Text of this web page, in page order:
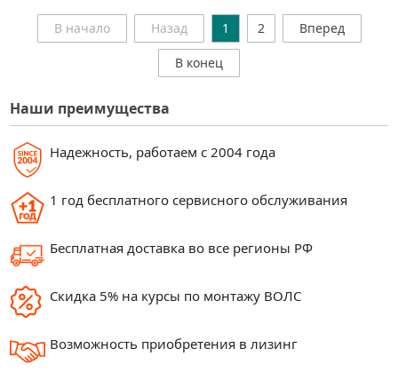
Наши преимущества
Надежность, работаем с 2004 года
1 год бесплатного сервисного обслуживания
Бесплатная доставка во все регионы РФ
Скидка 5% на курсы по монтажу ВОЛС
Возможность приобретения в лизинг
В начало Назад 1 2 Вперед
В конец